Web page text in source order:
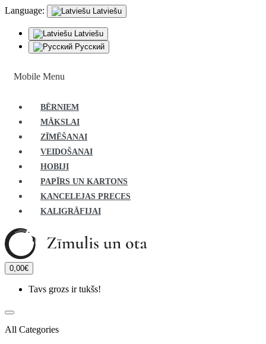
Language: Latviešu
Latviešu
Русский
Mobile Menu
BĒRNIEM
MĀKSLAI
ZĪMĒŠANAI
VEIDOŠANAI
HOBIJI
PAPĪRS UN KARTONS
KANCELEJAS PRECES
KALIGRĀFIJAI
0,00€
Tavs grozs ir tukšs!
All Categories